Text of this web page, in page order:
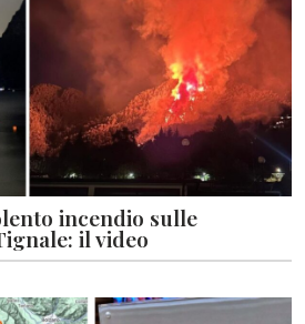
incendio sulle
il video